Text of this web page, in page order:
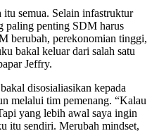
semua. Selain infastruktur
paling penting SDM harus
berubah, perekonomian tinggi,
bakal keluar dari salah satu
Jeffry.
disosialiasikan kepada
melalui tim pemenang. “Kalau
yang lebih awal saya ingin
itu sendiri. Merubah mindset,